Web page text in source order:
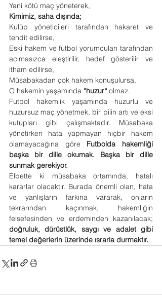
Yani kötü maç yöneterek,
Kimimiz, saha dışında;
Kulüp yöneticileri tarafından hakaret ve
tehdit edilirse,
Eski hakem ve futbol yorumcuları tarafından
acımasızca eleştirilir, hedef gösterilir ve
itham edilirse,
Müsabakadan çok hakem konuşulursa,
O hakemin yaşamında “huzur“ olmaz.
Futbol hakemlik yaşamında huzurlu ve
huzursuz maç yönetmek, bir pilin artı ve eksi
kutupları gibi çalışmaktadır. Müsabaka
yönetirken hata yapmayan hiçbir hakem
olamayacağına göre Futbolda hakemliği
başka bir dille okumak. Başka bir dille
sunmak gerekiyor.
Elbette ki müsabaka ortamında, hatalı
kararlar olacaktır. Burada önemli olan, hata
ve yanlışların farkına vararak, onların
tekrarından kaçınmak, hakemliğin
doğruluk, dürüstlük, saygı ve adalet gibi
temel değerlerin üzerinde ısrarla durmaktır.